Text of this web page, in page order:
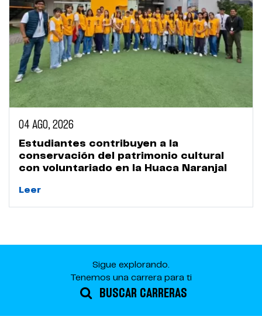
04 AGO, 2026
Estudiantes contribuyen a la
conservación del patrimonio cultural
con voluntariado en la Huaca Naranjal
Leer
Sigue explorando.
Tenemos una carrera para ti
BUSCAR CARRERAS